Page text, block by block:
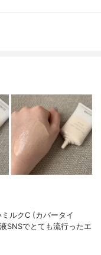
ルクC (カバータイ
SNSでとても流行ったエ